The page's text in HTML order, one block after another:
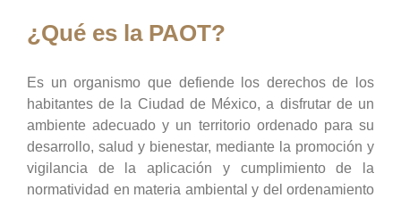
¿Qué es la PAOT?
Es un organismo que defiende los derechos de los
habitantes de la Ciudad de México, a disfrutar de un
ambiente adecuado y un territorio ordenado para su
desarrollo, salud y bienestar, mediante la promoción y
vigilancia de la aplicación y cumplimiento de la
normatividad en materia ambiental y del ordenamiento